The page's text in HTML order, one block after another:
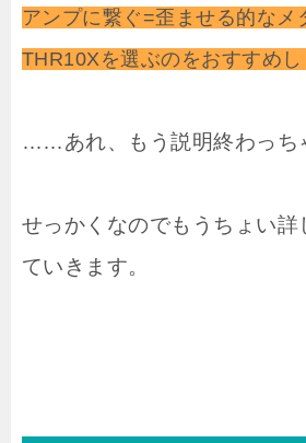
アンプに繋ぐ=歪ませる的なメ
THR10Xを選ぶのをおすすめし
……あれ、もう説明終わっち
せっかくなのでもうちょい詳
ていきます。